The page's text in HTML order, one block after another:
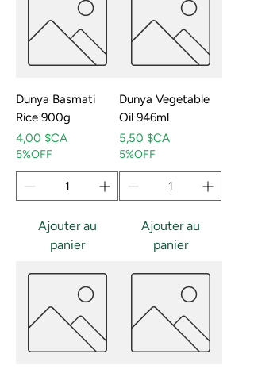
Dunya Basmati
Rice 900g
Prix
4,00 $CA
5%OFF
Ajouter au
panier
Dunya Vegetable
Oil 946ml
Prix
5,50 $CA
5%OFF
Ajouter au
panier